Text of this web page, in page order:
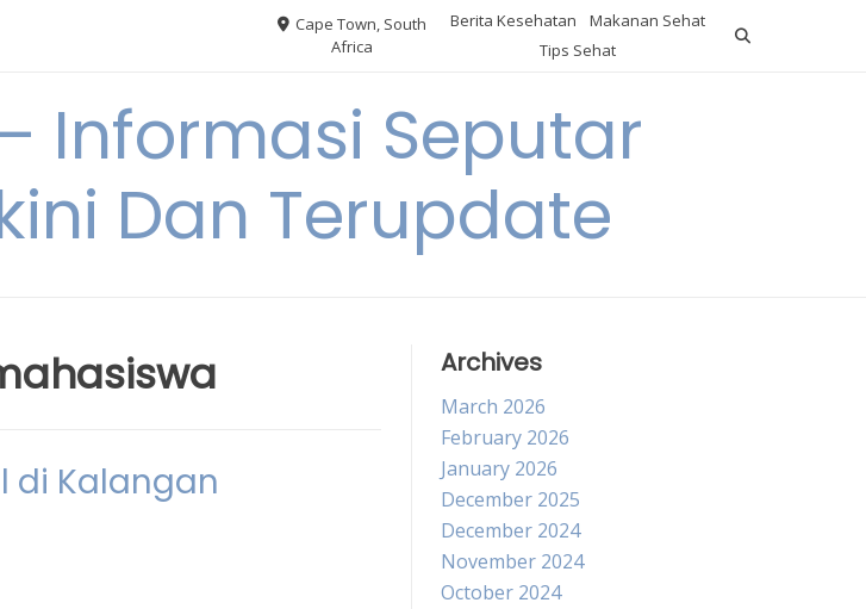
Cape Town, South
Africa
Berita Kesehatan
Makanan Sehat
Tips Sehat
– Informasi Seputar
Dan Terupdate
di Kalangan
Archives
March 2026
February 2026
January 2026
December 2025
December 2024
November 2024
October 2024